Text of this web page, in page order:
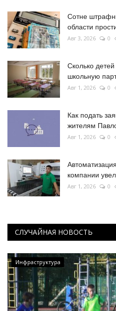
Сотне
области
Авг 3, 2026 0
Сколько
школьную
Авг 1, 2026 0
Как подать
жителям
Авг 1, 2026 0
компании
Авг 1, 2026 0
СЛУЧАЙНАЯ НОВОСТЬ
Инфраструктура